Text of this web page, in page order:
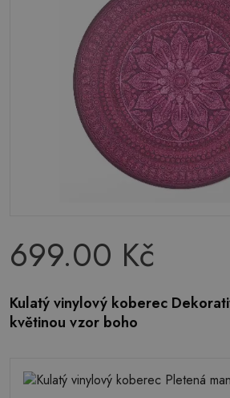
699.00 Kč
Kulatý vinylový koberec
květinou vzor boho